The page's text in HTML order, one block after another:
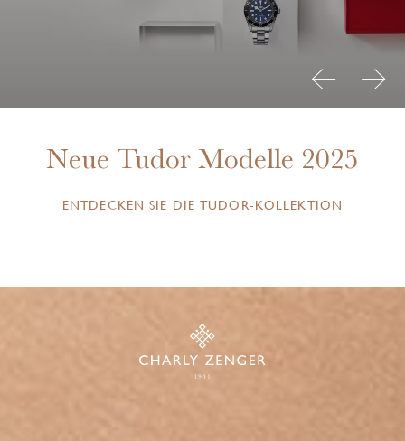
Neue Tudor Modelle 2025
ENTDECKEN SIE DIE TUDOR-KOLLEKTION